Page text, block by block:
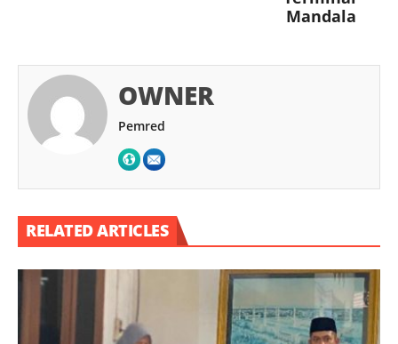
Mandala
OWNER
Pemred
RELATED ARTICLES